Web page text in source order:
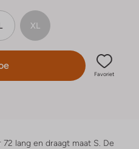
XL
Favoriet
lang en draagt maat S. De